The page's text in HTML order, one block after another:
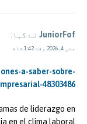
JuniorFof نے کہا:
مئی 4, 2026 وقت 1:42 شام
a-saber-sobre-
48303486
de liderazgo en
en el clima laboral.